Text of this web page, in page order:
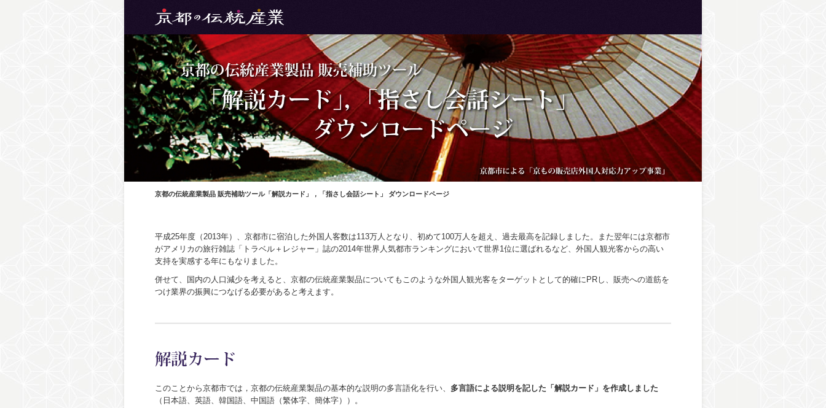
京都の伝統産業製品 販売補助ツール「解説カード」，「指さし会話シート」 ダウンロードページ
平成25年度（2013年）、京都市に宿泊した外国人客数は113万人となり、初めて100万人を超え、過去最高を記録しました。また翌年には京都市
がアメリカの旅行雑誌「トラベル＋レジャー」誌の2014年世界人気都市ランキングにおいて世界1位に選ばれるなど、外国人観光客からの高い
支持を実感する年にもなりました。
併せて、国内の人口減少を考えると、京都の伝統産業製品についてもこのような外国人観光客をターゲットとして的確にPRし、販売への道筋を
つけ業界の振興につなげる必要があると考えます。
このことから京都市では，京都の伝統産業製品の基本的な説明の多言語化を行い、 多言語による説明を記した「解説カード」を作成しました
（日本語、英語、韓国語、中国語（繁体字、簡体字））。